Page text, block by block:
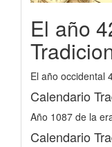
El año
El año occidental
Calendario
Año 1087 de la
Calendario